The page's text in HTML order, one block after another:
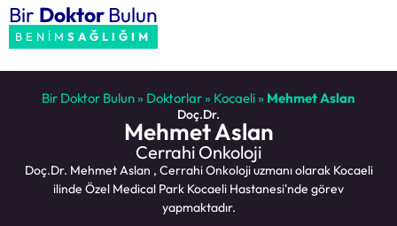
Bir DoktorBulun
BENİM SAĞLIĞIM
Bir Doktor Bulun» Doktorlar» Kocaeli» Mehmet Aslan
Doç.Dr.
Mehmet Aslan
Cerrahi Onkoloji
Doç.Dr. Mehmet Aslan , Cerrahi Onkoloji uzmanı olarak Kocaeli
ilinde Özel Medical Park Kocaeli Hastanesi'nde görev
yapmaktadır.